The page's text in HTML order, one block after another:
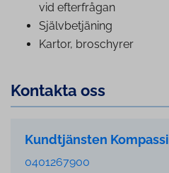
vid efterfrågan
Själv­be­tjä­ning
Kartor, broschyrer
Kontakta oss
Kundtjänsten Kompassi
0401267900